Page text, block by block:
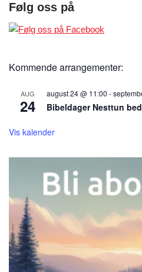
Følg oss på
Kommende arrangementer:
AUG
24
august 24 @ 11:00 -
Bibeldager Nesttun
Vis kalender